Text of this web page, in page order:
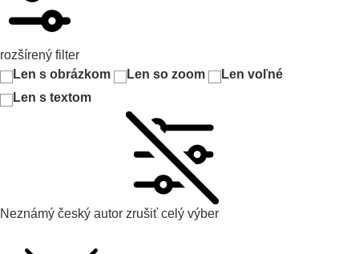
rozšírený filter
Len s obrázkom
Len so zoom
Len voľné
Len s textom
Neznámý český autor zrušiť celý výber